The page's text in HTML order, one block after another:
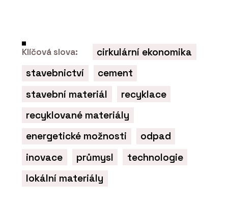
Klíčová slova:
cirkulární ekonomika
stavebnictví
cement
stavební materiál
recyklace
recyklované materiály
energetické možnosti
odpad
inovace
průmysl
technologie
lokální materiály